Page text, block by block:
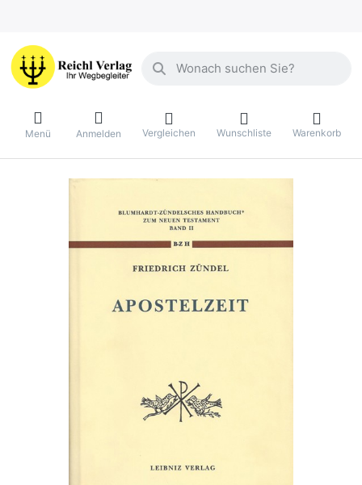
Geben Sie einen Suchbegriff ein.
Menü Anmelden Vergleichen Wunschliste Warenkorb